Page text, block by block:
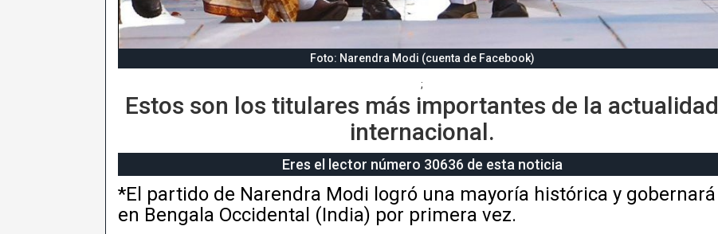
Foto: Narendra Modi (cuenta de Facebook)
;
Estos son los titulares más importantes de la actualidad
internacional.
Eres el lector número 30636 de esta noticia
*El partido de Narendra Modi logró una mayoría histórica y gobernará
en Bengala Occidental (India) por primera vez.